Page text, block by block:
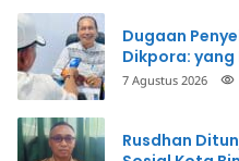
Dugaan
Dikpora:
Perbuatannya
7 Agustus 2026
Rusdhan